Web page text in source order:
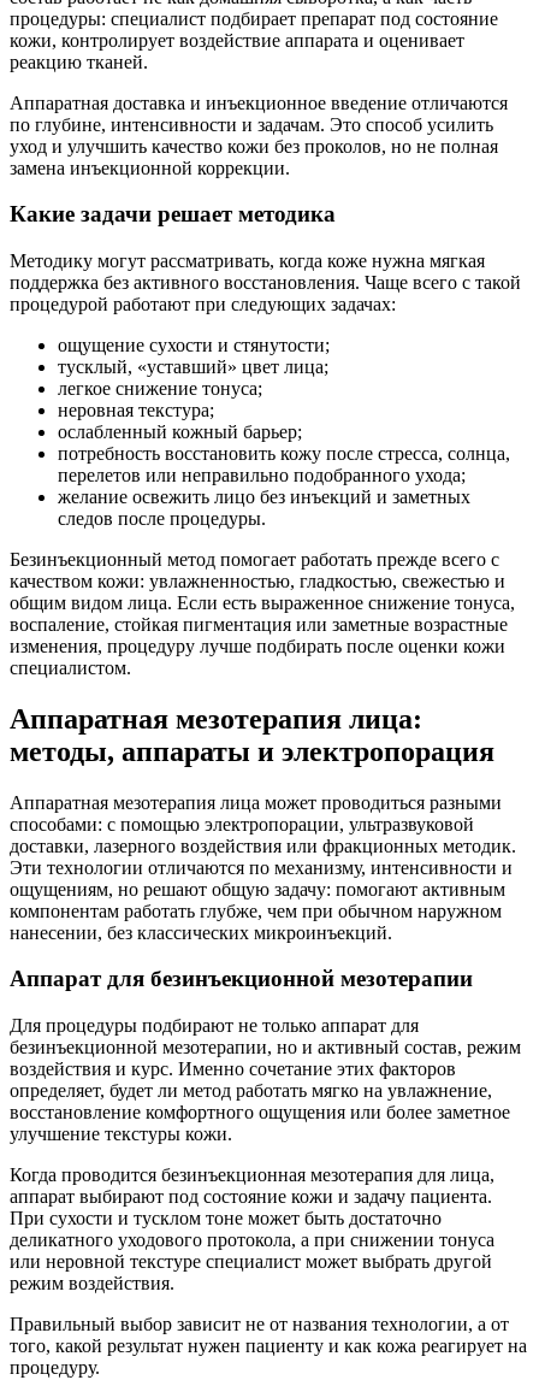
процедуры: специалист подбирает препарат под состояние
кожи, контролирует воздействие аппарата и оценивает
реакцию тканей.
Аппаратная доставка и инъекционное введение отличаются
по глубине, интенсивности и задачам. Это способ усилить
уход и улучшить качество кожи без проколов, но не полная
замена инъекционной коррекции.
Какие задачи решает методика
Методику могут рассматривать, когда коже нужна мягкая
поддержка без активного восстановления. Чаще всего с такой
процедурой работают при следующих задачах:
ощущение сухости и стянутости;
тусклый, «уставший» цвет лица;
легкое снижение тонуса;
неровная текстура;
ослабленный кожный барьер;
потребность восстановить кожу после стресса, солнца,
перелетов или неправильно подобранного ухода;
желание освежить лицо без инъекций и заметных
следов после процедуры.
Безинъекционный метод помогает работать прежде всего с
качеством кожи: увлажненностью, гладкостью, свежестью и
общим видом лица. Если есть выраженное снижение тонуса,
воспаление, стойкая пигментация или заметные возрастные
изменения, процедуру лучше подбирать после оценки кожи
специалистом.
Аппаратная мезотерапия лица:
методы, аппараты и электропорация
Аппаратная мезотерапия лица может проводиться разными
способами: с помощью электропорации, ультразвуковой
доставки, лазерного воздействия или фракционных методик.
Эти технологии отличаются по механизму, интенсивности и
ощущениям, но решают общую задачу: помогают активным
компонентам работать глубже, чем при обычном наружном
нанесении, без классических микроинъекций.
Аппарат для безинъекционной мезотерапии
Для процедуры подбирают не только аппарат для
безинъекционной мезотерапии, но и активный состав, режим
воздействия и курс. Именно сочетание этих факторов
определяет, будет ли метод работать мягко на увлажнение,
восстановление комфортного ощущения или более заметное
улучшение текстуры кожи.
Когда проводится безинъекционная мезотерапия для лица,
аппарат выбирают под состояние кожи и задачу пациента.
При сухости и тусклом тоне может быть достаточно
деликатного уходового протокола, а при снижении тонуса
или неровной текстуре специалист может выбрать другой
режим воздействия.
Правильный выбор зависит не от названия технологии, а от
того, какой результат нужен пациенту и как кожа реагирует на
процедуру.